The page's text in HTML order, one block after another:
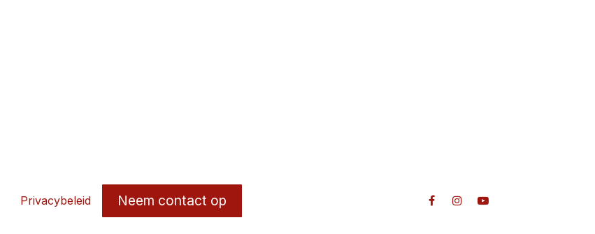
Privacybeleid Neem contact op